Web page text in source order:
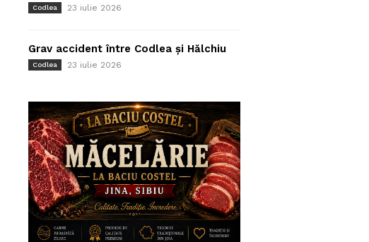
Codlea 23 iulie 2026
Grav accident între Codlea și Hălchiu
Codlea 23 iulie 2026